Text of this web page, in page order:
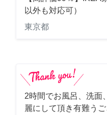
以外も対応可）
東京都
2時間でお風呂、洗面
麗にして頂き有難う